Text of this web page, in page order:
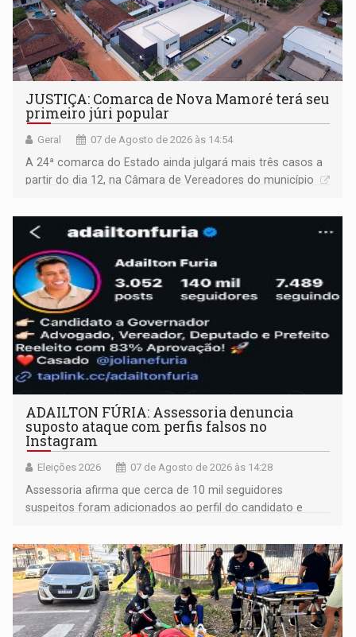
JUSTIÇA: Comarca de Nova Mamoré terá seu
primeiro júri popular
Geral 07 de Agosto de 2026 às 14:54
A 24ª comarca do Estado ainda julgará mais três casos a
partir do dia 12, na Câmara de Vereadores do município
ADAILTON FÚRIA: Assessoria denuncia
suposto ataque com perfis falsos no
Instagram
Eleições 2026 07 de Agosto de 2026 às 14:28
Assessoria afirma que cerca de 10 mil seguidores
suspeitos foram adicionados ao perfil do candidato e
remover as contas